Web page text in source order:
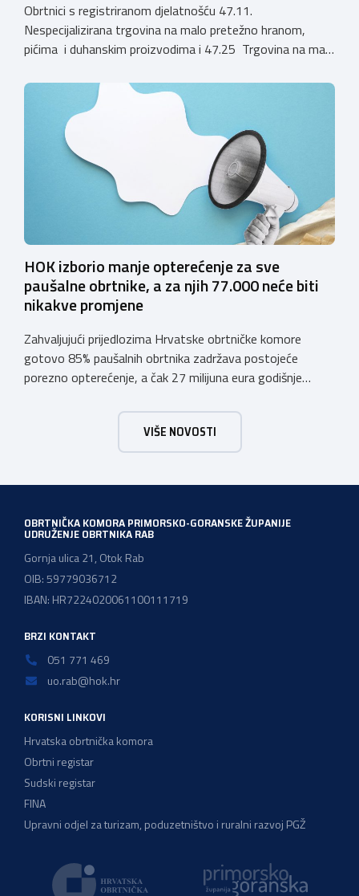
Obrtnici s registriranom djelatnošću 47.11.
Nespecijalizirana trgovina na malo pretežno hranom,
pićima i duhanskim proizvodima i 47.25 Trgovina na malo
koja sadrže alkohol i energetska pića dužni su uskladiti
svoje poslovne procese i osigurati tehničko rješenje za
vjerodostojnu provjeru punoljetnosti kupca putem
sustava e-Građani ili putem mobilne […]
HOK izborio manje opterećenje za sve
paušalne obrtnike, a za njih 77.000 neće biti
nikakve promjene
Zahvaljujući prijedlozima Hrvatske obrtničke komore
gotovo 85% paušalnih obrtnika zadržava postojeće
porezno opterećenje, a čak 27 milijuna eura godišnje
komora pozdravlja odluku Vlade Republike Hrvatske da u
konačnom prijedlogu poreznih izmjena prihvati ključne
prijedloge HOK-a iznesene tijekom intenzivnog dijaloga s
VIŠE NOVOSTI
OBRTNIČKA KOMORA PRIMORSKO-GORANSKE ŽUPANIJE
UDRUŽENJE OBRTNIKA RAB
Gornja ulica 21, Otok Rab
OIB: 59779036712
IBAN: HR7224020061100111719
BRZI KONTAKT
051 771 469
uo.rab@hok.hr
KORISNI LINKOVI
Hrvatska obrtnička komora
Obrtni registar
Sudski registar
FINA
Upravni odjel za turizam, poduzetništvo i ruralni razvoj PGŽ